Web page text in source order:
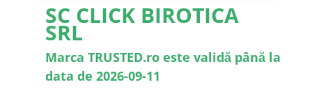
SC CLICK BIROTICA
SRL
Marca TRUSTED.ro este validă până la
data de 2026-09-11